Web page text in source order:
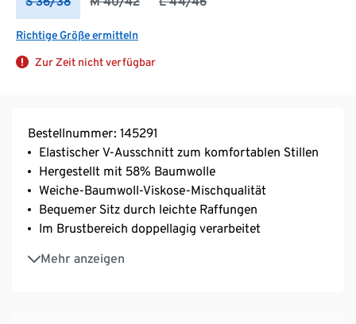
Richtige Größe ermitteln
Zur Zeit nicht verfügbar
Bestellnummer: 145291
Elastischer V-Ausschnitt zum komfortablen Stillen
Hergestellt mit 58% Baumwolle
Weiche-Baumwoll-Viskose-Mischqualität
Bequemer Sitz durch leichte Raffungen
Im Brustbereich doppellagig verarbeitet
Mehr anzeigen
Mit Elasthan: formbeständig, perfekter Sitz, hoher
Tragekomfort